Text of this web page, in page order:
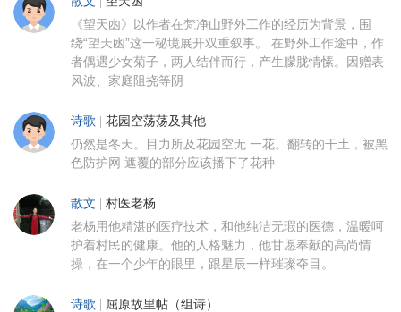
《望天凼》以作者在梵净山野外工作的经历为背景，围
绕“望天凼”这一秘境展开双重叙事。 在野外工作途中，作
者偶遇少女菊子，两人结伴而行，产生朦胧情愫。因赠表
风波、家庭阻挠等阴
诗歌 | 花园空荡荡及其他
仍然是冬天。目力所及花园空无 一花。翻转的干土，被黑
色防护网 遮覆的部分应该播下了花种
散文 | 村医老杨
老杨用他精湛的医疗技术，和他纯洁无瑕的医德，温暖呵
护着村民的健康。他的人格魅力，他甘愿奉献的高尚情
操，在一个少年的眼里，跟星辰一样璀璨夺目。
诗歌 | 屈原故里帖（组诗）